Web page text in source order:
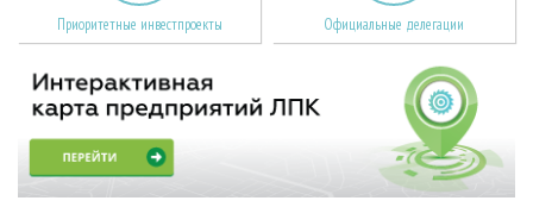
Приоритетные инвестпроекты Официальные делегации